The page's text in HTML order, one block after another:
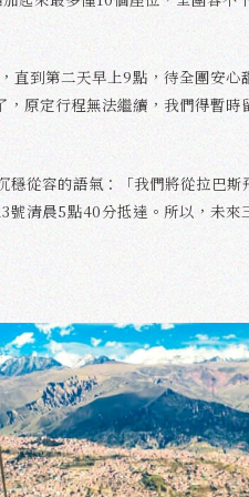
直到第二天早上9點，待全團安心
原定行程無法繼續，我們得暫時
從容的語氣：「我們將從拉巴斯
號清晨5點40分抵達。所以，未來